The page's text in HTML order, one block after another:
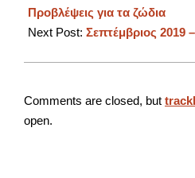
Προβλέψεις για τα ζώδια
Next Post: Σεπτέμβριος 2019
Comments are closed, but
open.